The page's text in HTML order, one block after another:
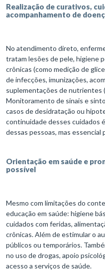
Realização de curativos,
acompanhamento de
No atendimento direto,
tratam lesões de pele, higiene
crônicas (como medição de
de infecções, imunizações,
suplementações de nutrientes
Monitoramento de sinais e
casos de desidratação ou
continuidade desses cuidados
dessas pessoas, mas essencial
Orientação em saúde e
possível
Mesmo com limitações do
educação em saúde: higiene
cuidados com feridas,
crônicas. Além de estimular o
públicos ou temporários.
no uso de drogas, apoio
acesso a serviços de saúde.